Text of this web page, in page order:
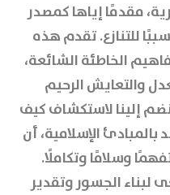
مقدمًا إياها كمصدر
للتنازع. تقدم هذه
الخاطئة الشائعة،
والتعايش الرحيم
إلينا لاستكشاف كيف
الإسلامية، أن
وسلامًا وتكاملًا.
الجسور وتقدير